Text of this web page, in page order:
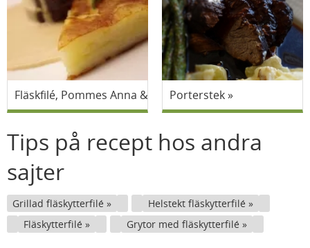
Fläskfilé, Pommes Anna & grönpepparsås
Porterstek
Tips på recept hos andra
sajter
Grillad fläskytterfilé
Helstekt fläskytterfilé
Fläskytterfilé
Grytor med fläskytterfilé